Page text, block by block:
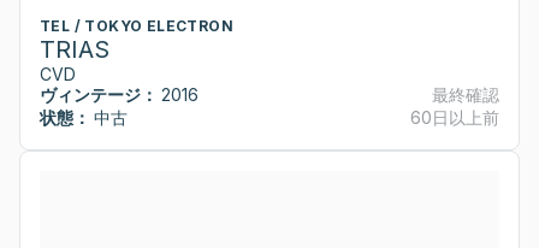
TEL / TOKYO ELECTRON
TRIAS
CVD
ヴィンテージ： 2016
状態： 中古
最終確認
60日以上前